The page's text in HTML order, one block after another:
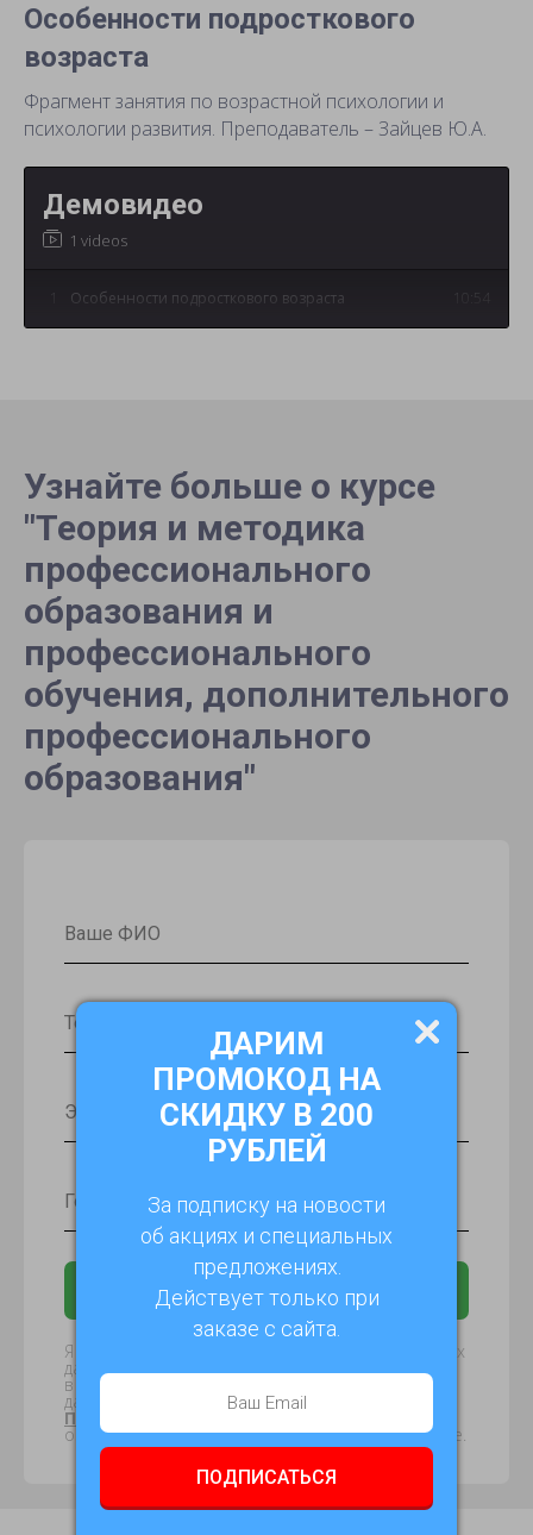
ДАРИМ
ПРОМОКОД НА
СКИДКУ В 200
РУБЛЕЙ
За подписку на новости
об акциях и специальных
предложениях.
Действует только при
заказе с сайта.
ПОДПИСАТЬСЯ
Демовидео
1 videos
Особенности подросткового возраста
Особенности подросткового
возраста
Фрагмент занятия по возрастной психологии и
психологии развития. Преподаватель – Зайцев Ю.А.
Узнайте больше о курсе
"Теория и методика
профессионального
образования и
профессионального
обучения, дополнительного
профессионального
образования"
Получить консультацию
Я даю согласие на обработку моих персональных
данных
в соответствии с №152-ФЗ «О персональных
данных» и принимаю условия
Пользовательского соглашения
ознакомлен с Условиями зачисления на обучение.